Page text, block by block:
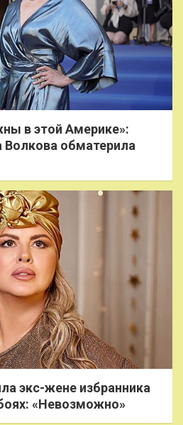
в этой Америке»:
Волкова обматерила
экс-жене избранника
«Невозможно»